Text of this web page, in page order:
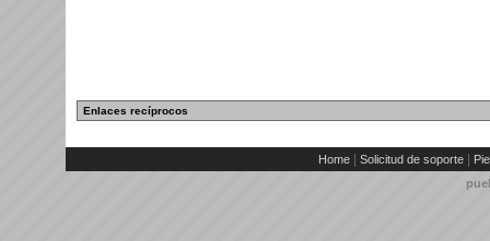
Enlaces recíprocos
Home Solicitud de soporte